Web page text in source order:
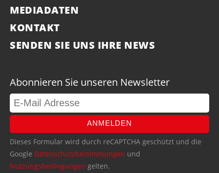
MEDIADATEN
KONTAKT
SENDEN SIE UNS IHRE NEWS
Abonnieren Sie unseren Newsletter
ANMELDEN
Dieses Formular wird durch reCAPTCHA geschützt und die
Google Datenschutzbestimmungen und
Nutzungsbedingungen gelten.